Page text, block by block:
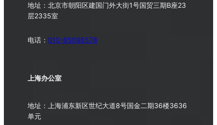
地址：北京市朝阳区建国门外大街1号国贸三期B座23
层2335室
电话：010-85098578
上海办公室
地址：上海浦东新区世纪大道8号国金二期36楼3636
单元